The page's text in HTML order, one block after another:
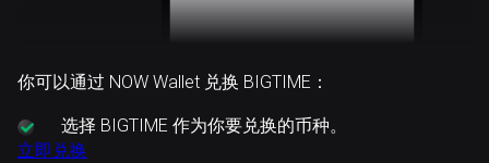
你可以通过 NOW Wallet 兑换 BIGTIME：
选择 BIGTIME 作为你要兑换的币种。
立即兑换